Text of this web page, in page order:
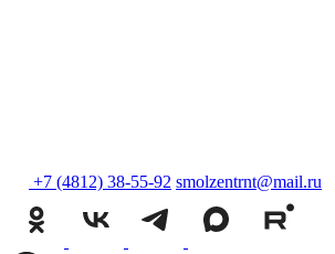
+7 (4812) 38-55-92 smolzentrnt@mail.ru